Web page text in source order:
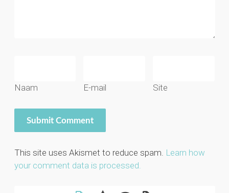
Naam E-mail Site
This site uses Akismet to reduce spam. Learn how
your comment data is processed.